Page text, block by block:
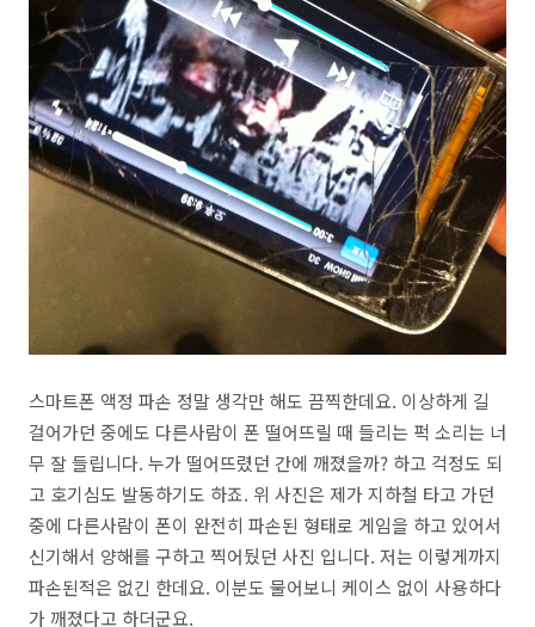
스마트폰 액정 파손 정말 생각만 해도 끔찍한데요. 이상하게 길
걸어가던 중에도 다른사람이 폰 떨어뜨릴 때 들리는 퍽 소리는 너
무 잘 들립니다. 누가 떨어뜨렸던 간에 깨졌을까? 하고 걱정도 되
고 호기심도 발동하기도 하죠. 위 사진은 제가 지하철 타고 가던
중에 다른사람이 폰이 완전히 파손된 형태로 게임을 하고 있어서
신기해서 양해를 구하고 찍어뒀던 사진 입니다. 저는 이렇게까지
파손된적은 없긴 한데요. 이분도 물어보니 케이스 없이 사용하다
가 깨졌다고 하더군요.